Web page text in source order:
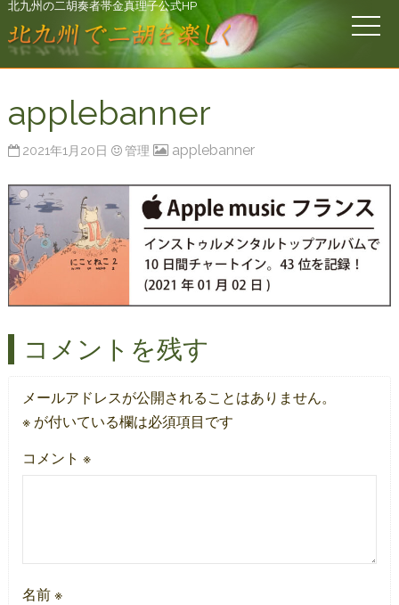
北九州の二胡奏者帯金真理子公式HP
applebanner
2021年1月20日 管理 applebanner
コメントを残す
メールアドレスが公開されることはありません。
※が付いている欄は必須項目です
コメント ※
名前 ※